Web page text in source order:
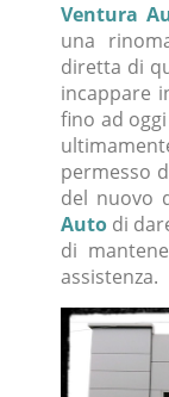
Ventura
una
diretta di
incappare
fino ad
permesso
del nuovo
Auto di
di
assistenza.